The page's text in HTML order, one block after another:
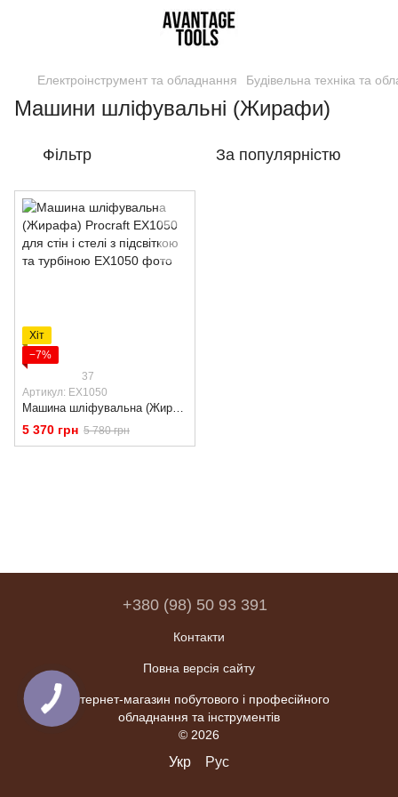
Електроінструмент та обладнання Будівельна техніка та
Машини шліфувальні (Жирафи)
Фільтр За популярністю
Хіт
−7%
37
Артикул: EX1050
Машина шліфувальна (Жирафа) Procraft EX1050 для стін і стелі з підсвіткою та турбіною
5 370 грн 5 780 грн
+380 (98) 50 93 391
Контакти
Повна версія сайту
Інтернет-магазин побутового і професійного
обладнання та інструментів
© 2026
Укр Рус